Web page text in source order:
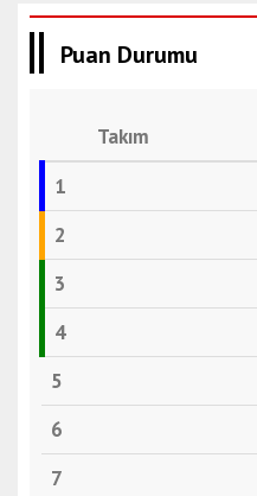
Puan Durumu
Takım
1
2
3
4
5
6
7